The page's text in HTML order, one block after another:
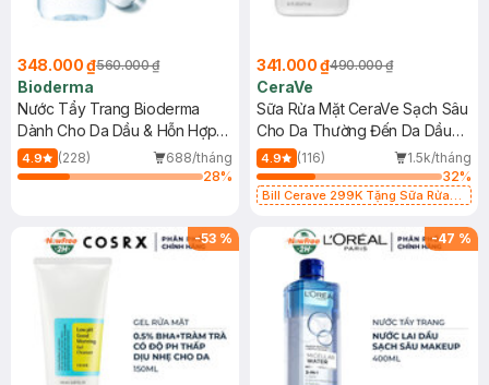
348.000 ₫560.000 ₫
Bioderma
Nước Tẩy Trang Bioderma
Dành Cho Da Dầu & Hỗn Hợp
500ml
4.9 (228)
688/tháng
28%
341.000 ₫490.000 ₫
CeraVe
Sữa Rửa Mặt CeraVe Sạch Sâu
Cho Da Thường Đến Da Dầu
473ml
4.9 (116)
1.5k/tháng
32%
Bill Cerave 299K Tặng Sữa Rửa
-53 % -47 %